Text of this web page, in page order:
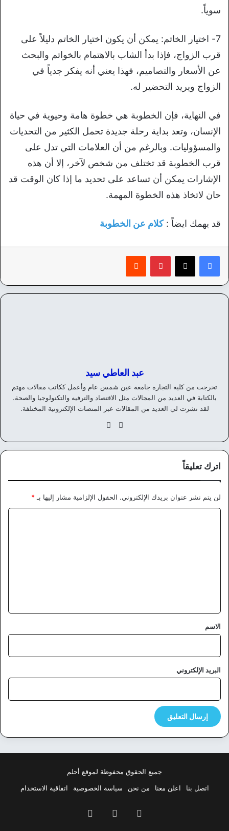
سوياً.
7- اختيار الخاتم: يمكن أن يكون اختيار الخاتم دليلاً على
قرب الزواج، فإذا بدأ الشاب بالاهتمام بالخواتم والبحث
عن الأسعار والتصاميم، فهذا يعني أنه يفكر جدياً في
الزواج ويريد التحضير له.
في النهاية، فإن الخطوبة هي خطوة هامة وحيوية في حياة
الإنسان، وتعد بداية رحلة جديدة تحمل الكثير من التحديات
والمسؤوليات. وبالرغم من أن العلامات التي تدل على
قرب الخطوبة قد تختلف من شخص لآخر، إلا أن هذه
الإشارات يمكن أن تساعد على تحديد ما إذا كان الوقت قد
حان لاتخاذ هذه الخطوة المهمة.
قد يهمك ايضاً :كلام عن الخطوبة
بينتيريست
عبد العاطي سيد
تخرجت من كلية التجارة جامعة عين شمس عام وأعمل ككاتب مقالات مهتم
بالكتابة في العديد من المجالات مثل الاقتصاد والترفيه والتكنولوجيا والصحة.
لقد نشرت لي العديد من المقالات عبر المنصات الإلكترونية المختلفة.
موق
الويوك
اترك تعليقاً
لن يتم نشر عنوان بريدك الإلكتروني. الحقول الإلزامية مشار إليها بـ *
*
الاسم
البريد الإلكتروني
جميع الحقوق محفوظة لموقع أحلم
اتصل بنا
اعلن معنا من نحن سياسة الخصوصية اتفاقية الاستخدام
فيسبوك